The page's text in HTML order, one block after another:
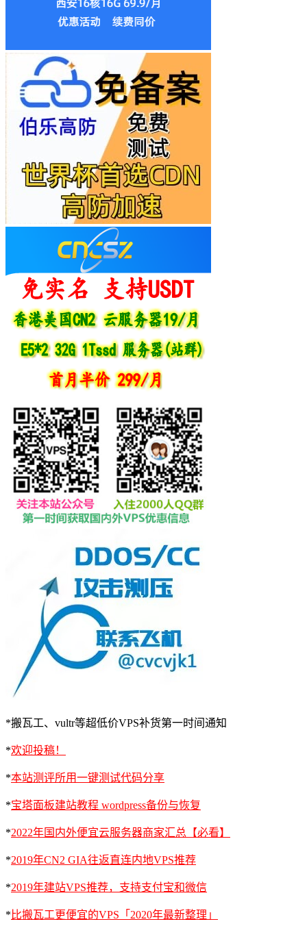
*搬瓦工、vultr等超低价VPS补货第一时间通知
*欢迎投稿！
*本站测评所用一键测试代码分享
*宝塔面板建站教程 wordpress备份与恢复
*2022年国内外便宜云服务器商家汇总【必看】
*2019年CN2 GIA往返直连内地VPS推荐
*2019年建站VPS推荐，支持支付宝和微信
* 比搬瓦工更便宜的VPS「2020年最新整理」